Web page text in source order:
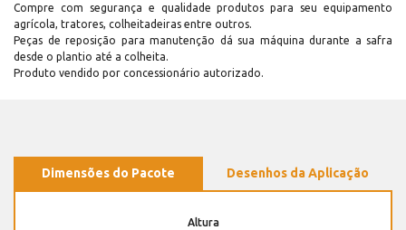
Compre com segurança e qualidade produtos para seu equipamento
agrícola, tratores, colheitadeiras entre outros.
Peças de reposição para manutenção dá sua máquina durante a safra
desde o plantio até a colheita.
Produto vendido por concessionário autorizado.
Dimensões do Pacote Desenhos da Aplicação
Altura